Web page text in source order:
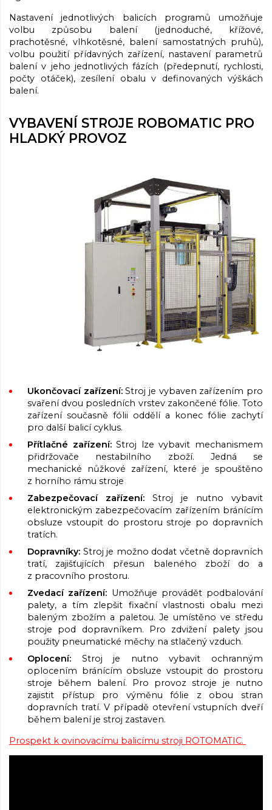
Nastavení jednotlivých balicích programů umožňuje
volbu způsobu balení (jednoduché, křížové,
prachotěsné, vlhkotěsné, balení samostatných pruhů),
volbu použití přídavných zařízení, nastavení parametrů
balení v jeho jednotlivých fázích (předepnutí, rychlosti,
počty otáček), zesílení obalu v definovaných výškách
balení.
VYBAVENÍ STROJE ROBOMATIC PRO
HLADKÝ PROVOZ
Ukončovací zařízení:Stroj je vybaven zařízením pro
svaření dvou posledních vrstev zakončené fólie. Toto
zařízení současně fólii oddělí a konec fólie zachytí
pro další balicí cyklus.
Přítlačné zařízení:Stroj lze vybavit mechanismem
přidržovače nestabilního zboží. Jedná se
mechanické nůžkové zařízení, které je spouštěno
z horního rámu stroje
Zabezpečovací zařízení: Stroj je nutno vybavit
elektronickým zabezpečovacím zařízením bránícím
obsluze vstoupit do prostoru stroje po dopravních
tratích.
Dopravníky: Stroj je možno dodat včetně dopravních
tratí, zajišťujících přesun baleného zboží do a
z pracovního prostoru.
Zvedací zařízení: Umožňuje provádět podbalování
palety, a tím zlepšit fixační vlastnosti obalu mezi
baleným zbožím a paletou. Je umístěno ve středu
stroje pod dopravníkem. Pro zdvižení palety jsou
použity pneumatické měchy na stlačený vzduch.
Oplocení: Stroj je nutno vybavit ochranným
oplocením bránícím obsluze vstoupit do prostoru
stroje během balení. Pro provoz stroje je nutno
zajistit přístup pro výměnu fólie z obou stran
dopravních tratí. V případě otevření vstupních dveří
během balení je stroj zastaven.
Prospekt k ovinovacímu balicímu stroji ROTOMATIC.